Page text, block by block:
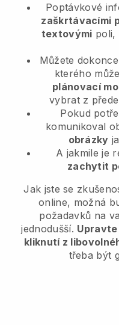
Poptávkové
zaškrtávacími
textovými poli,
Můžete
kterého
plánovací
vybrat z
Pokud
komunikoval
obrázky
A jakmile je
zachytit
Jak jste se
online, možná
požadavků na
jednodušší.
kliknutí z
třeba být